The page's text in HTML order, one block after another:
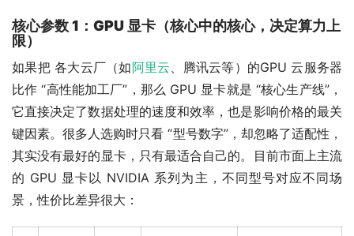
核心参数 1：GPU 显卡（核心中的核心，决定算力上
限）
如果把 各大云厂（如阿里云、腾讯云等）的GPU 云服务器
比作 “高性能加工厂”，那么 GPU 显卡就是 “核心生产线”，
它直接决定了数据处理的速度和效率，也是影响价格的最关
键因素。很多人选购时只看 “型号数字”，却忽略了适配性，
其实没有最好的显卡，只有最适合自己的。目前市面上主流
的 GPU 显卡以 NVIDIA 系列为主，不同型号对应不同场
景，性价比差异很大：